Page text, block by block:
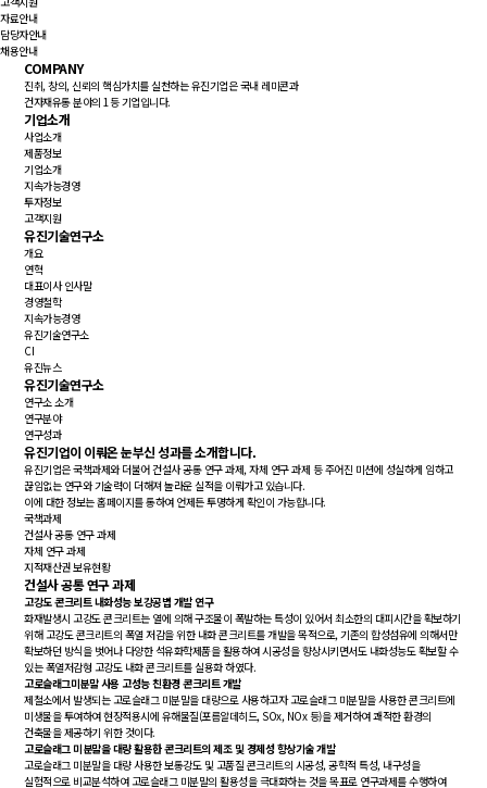
자료안내
담당자안내
채용안내
COMPANY
진취, 창의, 신뢰의 핵심가치를 실천하는 유진기업은 국내 레미콘과
건자재유통 분야의 1등 기업입니다.
기업소개
사업소개
제품정보
기업소개
지속가능경영
투자정보
고객지원
유진기술연구소
개요
연혁
대표이사 인사말
경영철학
지속가능경영
유진기술연구소
CI
유진뉴스
유진기술연구소
연구소 소개
연구분야
연구성과
유진기업이 이뤄온 눈부신 성과를 소개합니다.
유진기업은 국책과제와 더불어 건설사 공통 연구 과제, 자체 연구 과제 등 주어진 미션에 성실하게 임하고
끊임없는 연구와 기술력이 더해져 놀라운 실적을 이뤄가고 있습니다.
이에 대한 정보는 홈페이지를 통하여 언제든 투명하게 확인이 가능합니다.
국책과제
건설사 공통 연구 과제
자체 연구 과제
지적재산권 보유현황
건설사 공통 연구 과제
고강도 콘크리트 내화성능 보강공법 개발 연구
화재발생시 고강도 콘크리트는 열에 의해 구조물이 폭발하는 특성이 있어서 최소한의 대피시간을 확보하기
위해 고강도 콘크리트의 폭열 저감을 위한 내화 콘크리트를 개발을 목적으로, 기존의 합성섬유에 의해서만
확보하던 방식을 벗어나 다양한 석유화학제품을 활용하여 시공성을 향상시키면서도 내화성능도 확보할 수
있는 폭열저감형 고강도 내화 콘크리트를 실용화 하였다.
고로슬래그미분말 사용 고성능 친환경 콘크리트 개발
제철소에서 발생되는 고로슬래그 미분말을 대량으로 사용하고자 고로슬래그 미분말을 사용한 콘크리트에
미생물을 투여하여 현장적용시에 유해물질(포름알데히드, SOx, NOx 등)을 제거하여 쾌적한 환경의
건축물을 제공하기 위한 것이다.
고로슬래그 미분말을 대량 활용한 콘크리트의 제조 및 경제성 향상기술 개발
고로슬래그 미분말을 대량 사용한 보통강도 및 고품질 콘크리트의 시공성, 공학적 특성, 내구성을
실험적으로 비교분석하여 고로슬래그 미분말의 활용성을 극대화하는 것을 목표로 연구과제를 수행하여